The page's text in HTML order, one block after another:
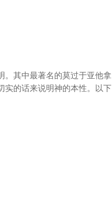
。其中最著名的莫过于亚他拿
实的话来说明神的本性。以下